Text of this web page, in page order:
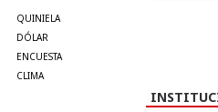
QUINIELA
DÓLAR
ENCUESTA
CLIMA